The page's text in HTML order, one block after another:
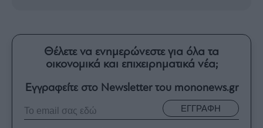
Θέλετε να ενημερώνεστε για όλα τα
οικονομικά και επιχειρηματικά νέα;
Εγγραφείτε στο Newsletter του mononews.gr
ΕΓΓΡΑΦΗ